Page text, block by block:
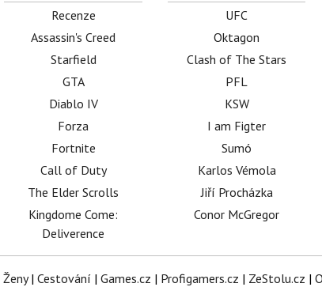
Recenze
Assassin's Creed
Starfield
GTA
Diablo IV
Forza
Fortnite
Call of Duty
The Elder Scrolls
Kingdome Come:
Deliverence
UFC
Oktagon
Clash of The Stars
PFL
KSW
I am Figter
Sumó
Karlos Vémola
Jiří Procházka
Conor McGregor
Ženy| Cestování | Games.cz | Profigamers.cz | ZeStolu.cz |